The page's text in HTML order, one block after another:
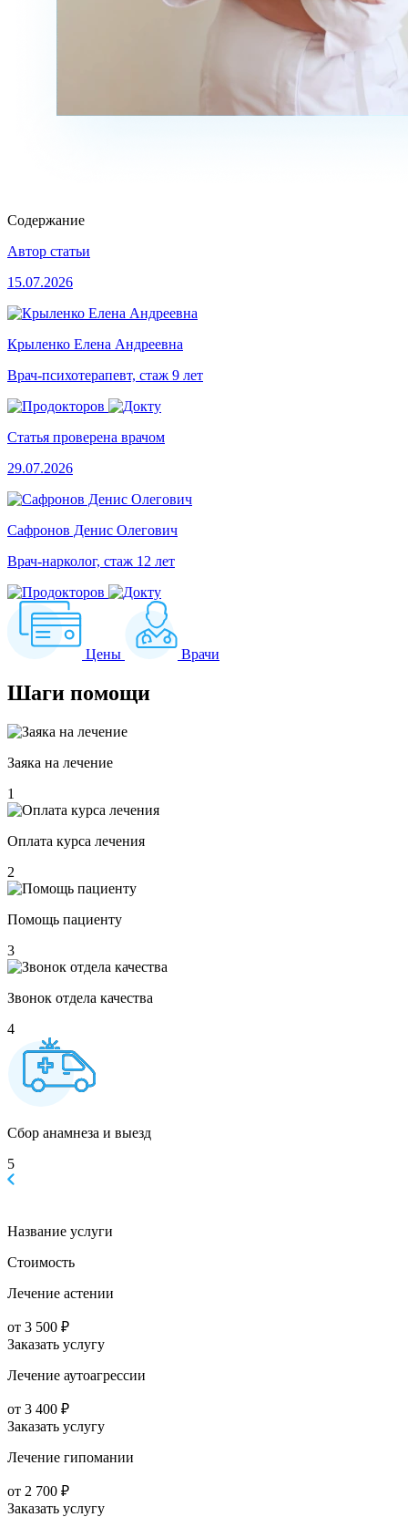
Содержание
Автор статьи
15.07.2026
Крыленко Елена Андреевна
Врач-психотерапевт, стаж 9 лет
Статья проверена врачом
29.07.2026
Сафронов Денис Олегович
Врач-нарколог, стаж 12 лет
Цены Врачи
Шаги помощи
Заяка на лечение
1
Оплата курса лечения
2
Помощь пациенту
3
Звонок отдела качества
4
Сбор анамнеза и выезд
5
Название услуги
Стоимость
Лечение астении
от 3 500 ₽
Заказать услугу
Лечение аутоагрессии
от 3 400 ₽
Заказать услугу
Лечение гипомании
от 2 700 ₽
Заказать услугу